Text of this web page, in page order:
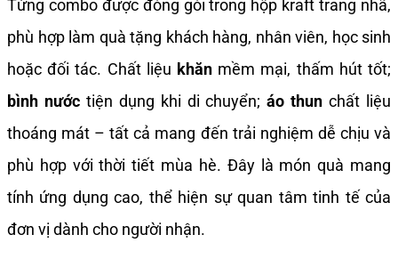
Từng combo được đóng gói trong hộp kraft trang nhã,
phù hợp làm quà tặng khách hàng, nhân viên, học sinh
hoặc đối tác. Chất liệu khăn mềm mại, thấm hút tốt;
bình nướctiện dụng khi di chuyển;áo thun chất liệu
thoáng mát – tất cả mang đến trải nghiệm dễ chịu và
phù hợp với thời tiết mùa hè. Đây là món quà mang
tính ứng dụng cao, thể hiện sự quan tâm tinh tế của
đơn vị dành cho người nhận.